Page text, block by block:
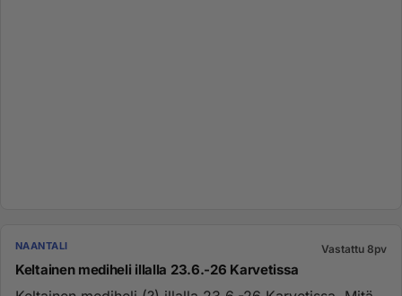
NAANTALI Vastattu 8pv
Keltainen mediheli illalla 23.6.-26 Karvetissa